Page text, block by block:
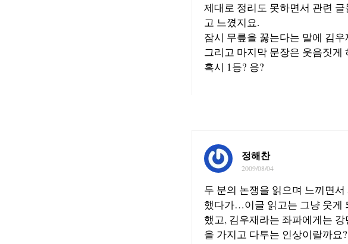
제대로 정리도 못하면서 관련
고 느꼈지요.
잠시 무릎을 꿇는다는 말에 김
그리고 마지막 문장은 웃음짓게
혹시 1등? 응?
정해찬
2009/08/04
두 분의 논쟁을 읽으며 느끼면
했다가…이글 읽고는 그냥 웃게
했고, 김우재라는 좌파에게는
을 가지고 다투는 인상이랄까요